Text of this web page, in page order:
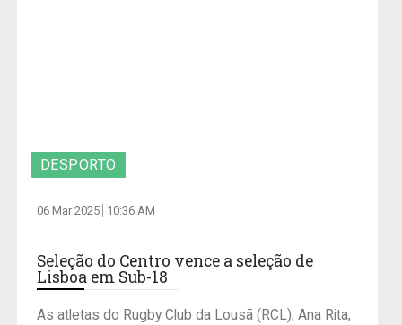
DESPORTO
06 Mar 2025 10:36 AM
Seleção do Centro vence a seleção de
Lisboa em Sub-18
As atletas do Rugby Club da Lousã (RCL), Ana Rita,